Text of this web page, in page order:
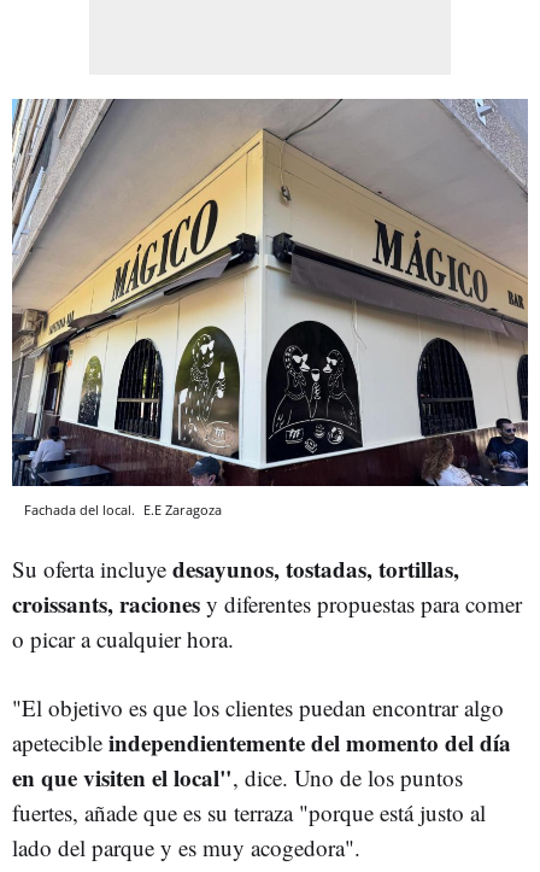
Fachada del local. E.E Zaragoza
Su oferta incluye desayunos, tostadas, tortillas,
croissants, raciones y diferentes propuestas para comer
o picar a cualquier hora.
"El objetivo es que los clientes puedan encontrar algo
apetecible independientemente del momento del día
en que visiten el local", dice. Uno de los puntos
fuertes, añade que es su terraza "porque está justo al
lado del parque y es muy acogedora".